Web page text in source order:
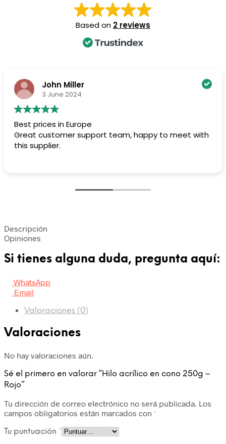
Based on 2 reviews
John Miller
3 June 2024
Best prices in Europe
Great customer support team, happy to meet with
this supplier.
Descripción
Opiniones
Si tienes alguna duda, pregunta aquí:
WhatsApp
Email
Valoraciones (0)
Valoraciones
No hay valoraciones aún.
Sé el primero en valorar “Hilo acrílico en cono 250g –
Rojo”
Tu dirección de correo electrónico no será publicada. Los
campos obligatorios están marcados con *
Tu puntuación *